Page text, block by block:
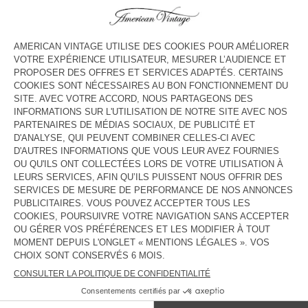
Lundi
10:00 - 19:00
Mardi
10:00 - 19:00
Mercredi
10:00 - 19:00
Jeudi
10:00 - 19:00
Vendredi
10:00 - 19:00
Samedi
10:00 - 19:00
Dimanche
Fermé
CONTACT
Tél. :(+33) 04 91 33 43 46
E-mail :contact@americanvintage-store.com
FRANCE